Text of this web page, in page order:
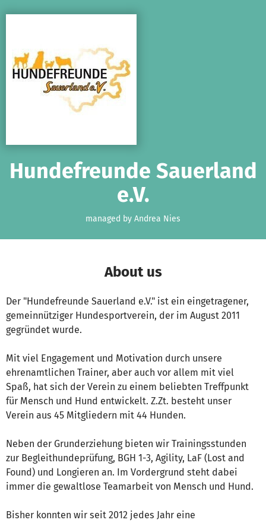
Hundefreunde Sauerland
e.V.
managed by Andrea Nies
About us
Der "Hundefreunde Sauerland e.V." ist ein eingetragener,
gemeinnütziger Hundesportverein, der im August 2011
gegründet wurde.
Mit viel Engagement und Motivation durch unsere
ehrenamtlichen Trainer, aber auch vor allem mit viel
Spaß, hat sich der Verein zu einem beliebten Treffpunkt
für Mensch und Hund entwickelt. Z.Zt. besteht unser
Verein aus 45 Mitgliedern mit 44 Hunden.
Neben der Grunderziehung bieten wir Trainingsstunden
zur Begleithundeprüfung, BGH 1-3, Agility, LaF (Lost and
Found) und Longieren an. Im Vordergrund steht dabei
immer die gewaltlose Teamarbeit von Mensch und Hund.
Bisher konnten wir seit 2012 jedes Jahr eine